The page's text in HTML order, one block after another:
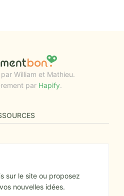
William et Mathieu.
par Hapify.
sur le site ou proposez
nouvelles idées.